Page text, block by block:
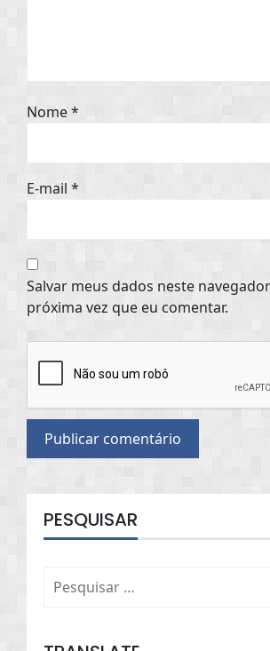
Nome*
E-mail *
Salvar meus dados neste
próxima vez que eu comentar.
PESQUISAR
por: